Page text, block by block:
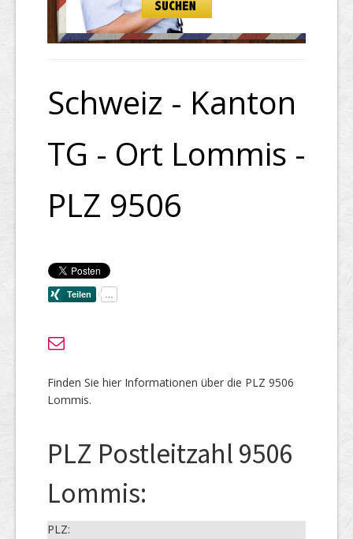
Schweiz - Kanton
TG - Ort Lommis -
PLZ 9506
Finden Sie hier Informationen über die PLZ 9506
Lommis.
PLZ Postleitzahl 9506
Lommis:
PLZ: